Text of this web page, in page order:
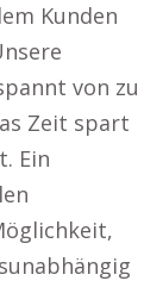
Kunden
von zu
Zeit spart
Ein